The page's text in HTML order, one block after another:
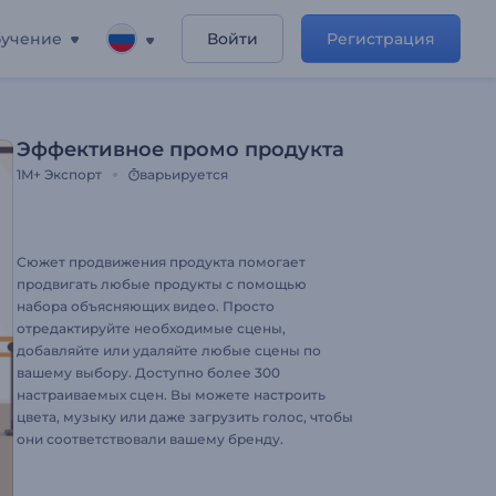
Войти Регистрация
Эффективное промо продукта
1M+ Экспорт варьируется
Сюжет продвижения продукта помогает
продвигать любые продукты с помощью
набора объясняющих видео. Просто
отредактируйте необходимые сцены,
добавляйте или удаляйте любые сцены по
вашему выбору. Доступно более 300
настраиваемых сцен. Вы можете настроить
цвета, музыку или даже загрузить голос, чтобы
они соответствовали вашему бренду.